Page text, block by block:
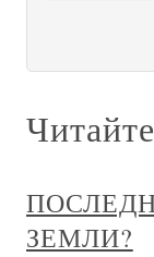
ЗЕМЛИ?